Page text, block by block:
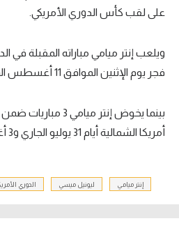
على لقب كأس الدوري الأمريكي.
ويلعب إنتر ميامي مباراته المقبلة في
فجر يوم الإثنين الموافق 11 أغسطس المقبل.
بينما يخوض إنتر
أمريكا الشمالية أيام 31 يوليو الجاري و3 أغسطس و7 أغسطس.
إنتر ميامي ليونيل ميسي الدوري